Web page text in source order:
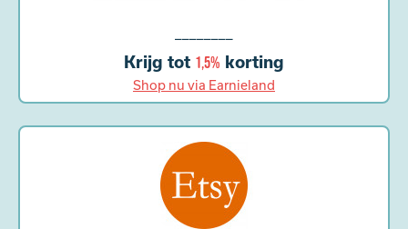
Krijg tot 1,5% korting
Shop nu via Earnieland